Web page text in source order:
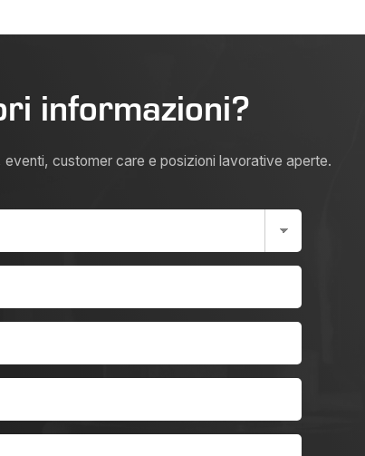
informazioni?
customer care e posizioni lavorative aperte.